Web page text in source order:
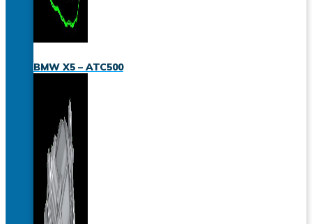
BMW X5 – ATC500